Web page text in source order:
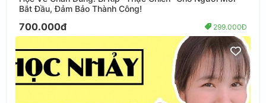
Bắt Đầu, Đảm Bảo Thành Công!
700.000đ 299.000Đ